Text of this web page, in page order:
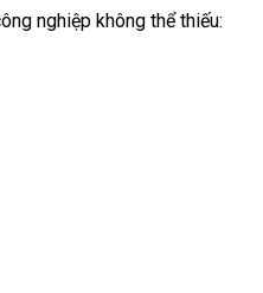
nghiệp không thể thiếu: